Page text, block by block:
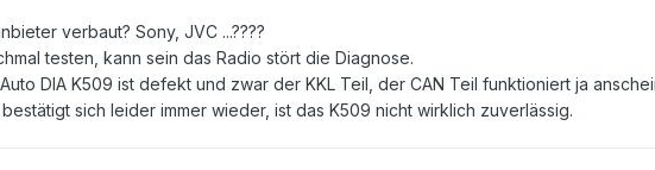
verbaut? Sony, JVC ...????
testen, kann sein das Radio stört die Diagnose.
DIA K509 ist defekt und zwar der KKL Teil, der CAN Teil funktioniert ja
sich leider immer wieder, ist das K509 nicht wirklich zuverlässig.